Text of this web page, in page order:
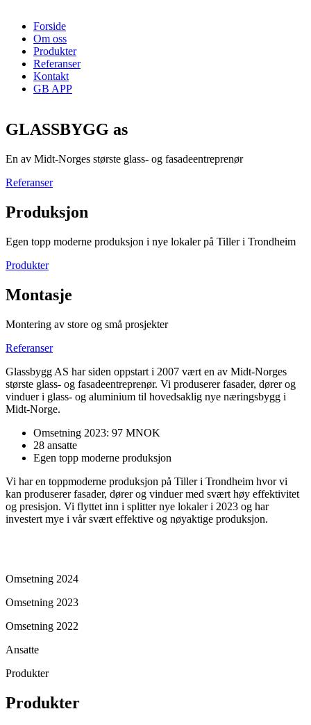
Forside
Om oss
Produkter
Referanser
Kontakt
GB APP
GLASSBYGG as
En av Midt-Norges største glass- og fasadeentreprenør
Referanser
Produksjon
Egen topp moderne produksjon i nye lokaler på Tiller i Trondheim
Produkter
Montasje
Montering av store og små prosjekter
Referanser
Glassbygg AS har siden oppstart i 2007 vært en av Midt-Norges
største glass- og fasadeentreprenør. Vi produserer fasader, dører og
vinduer i glass- og aluminium til hovedsaklig nye næringsbygg i
Midt-Norge.
Omsetning 2023: 97 MNOK
28 ansatte
Egen topp moderne produksjon
Vi har en toppmoderne produksjon på Tiller i Trondheim hvor vi
kan produserer fasader, dører og vinduer med svært høy effektivitet
og presisjon. Vi flyttet inn i splitter nye lokaler i 2023 og har
investert mye i vår svært effektive og nøyaktige produksjon.
Omsetning 2024
Omsetning 2023
Omsetning 2022
Ansatte
Produkter
Produkter